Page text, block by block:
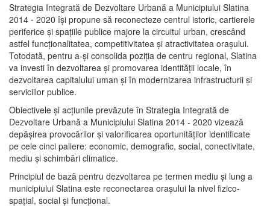
Strategia Integrată de Dezvoltare Urbană a Municipiului Slatina
2014 - 2020 își propune să reconecteze centrul istoric, cartierele
periferice şi spaţiile publice majore la circuitul urban, crescând
astfel funcţionalitatea, competitivitatea şi atractivitatea oraşului.
Totodată, pentru a-şi consolida poziţia de centru regional, Slatina
va investi în dezvoltarea şi promovarea identităţii locale, în
dezvoltarea capitalului uman şi în modernizarea infrastructurii şi
serviciilor publice.
Obiectivele şi acţiunile prevăzute în Strategia Integrată de
Dezvoltare Urbană a Municipiului Slatina 2014 - 2020 vizează
depășirea provocărilor şi valorificarea oportunităţilor identificate
pe cele cinci paliere: economic, demografic, social, conectivitate,
mediu şi schimbări climatice.
Principiul de bază pentru dezvoltarea pe termen mediu şi lung a
municipiului Slatina este reconectarea oraşului la nivel fizico-
spaţial, social şi funcţional.